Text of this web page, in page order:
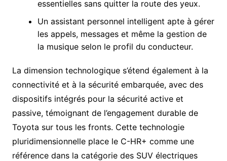
essentielles sans quitter la route des yeux.
Un assistant personnel intelligent apte à gérer
les appels, messages et même la gestion de
la musique selon le profil du conducteur.
La dimension technologique s’étend également à la
connectivité et à la sécurité embarquée, avec des
dispositifs intégrés pour la sécurité active et
passive, témoignant de l’engagement durable de
Toyota sur tous les fronts. Cette technologie
pluridimensionnelle place le C-HR+ comme une
référence dans la catégorie des SUV électriques